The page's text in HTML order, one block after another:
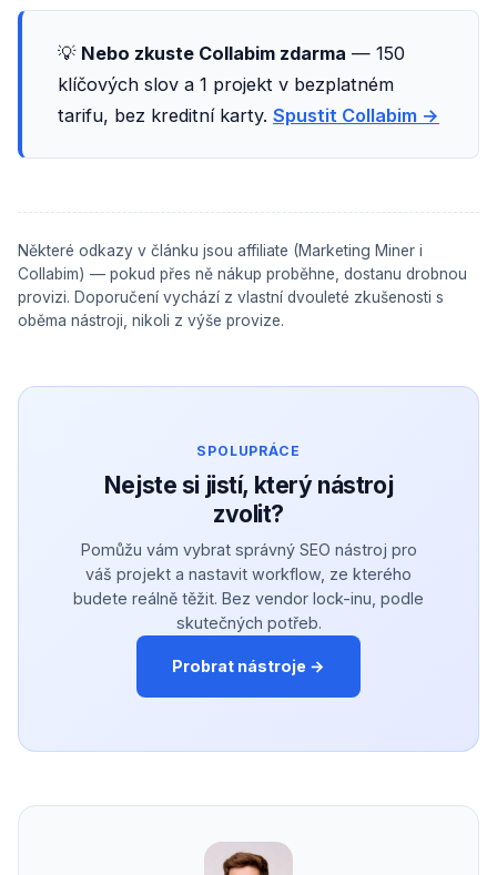
💡 Nebo zkuste Collabim zdarma — 150
klíčových slov a 1 projekt v bezplatném
tarifu, bez kreditní karty. Spustit Collabim →
Některé odkazy v článku jsou affiliate (Marketing Miner i
Collabim) — pokud přes ně nákup proběhne, dostanu drobnou
provizi. Doporučení vychází z vlastní dvouleté zkušenosti s
oběma nástroji, nikoli z výše provize.
SPOLUPRÁCE
Nejste si jistí, který nástroj
zvolit?
Pomůžu vám vybrat správný SEO nástroj pro
váš projekt a nastavit workflow, ze kterého
budete reálně těžit. Bez vendor lock-inu, podle
skutečných potřeb.
Probrat nástroje →